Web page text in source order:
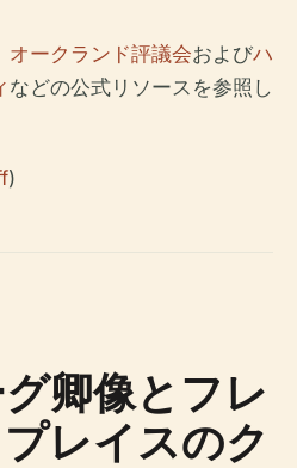
オークランド評議会およびハ
などの公式リソースを参照し
)
卿像とフレ
レイスのク